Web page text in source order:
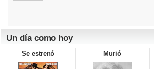
Un día como hoy
Se estrenó Murió